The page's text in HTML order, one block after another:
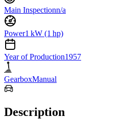
Main Inspectionn/a
Power1 kW (1 hp)
Year of Production1957
GearboxManual
Description